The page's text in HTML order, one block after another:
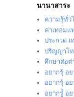
นานาสาระ
ความรู้ทั่ว
ค่าเทอมแ
ประกวด เ
ปริญญาโท
ศึกษาต่อต่
อยากรุ้ อ
อยากรุ้ อ
อยากรู่้ อ